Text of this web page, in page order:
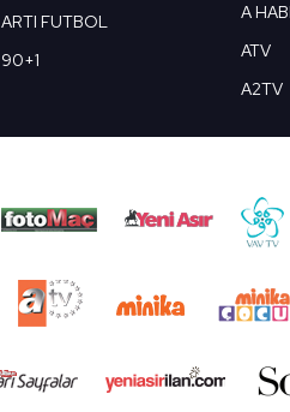
ARTI FUTBOL
90+1
A
ATV
A2TV